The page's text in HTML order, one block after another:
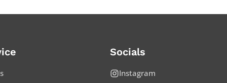
Socials
Instagram